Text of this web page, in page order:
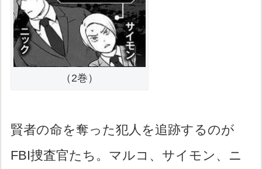
（2巻）
賢者の命を奪った犯人を追跡するのが
FBI捜査官たち。マルコ、サイモン、ニ